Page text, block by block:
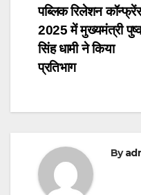
पब्लिक रिलेशन
2025 में मुख्यमंत्री
सिंह धामी ने किया
प्रतिभाग
By